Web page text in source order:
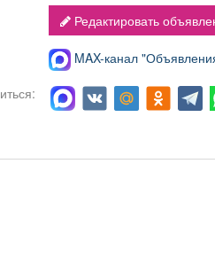
Редактировать
MAX-канал